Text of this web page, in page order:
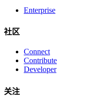
Enterprise
社区
Connect
Contribute
Developer
关注